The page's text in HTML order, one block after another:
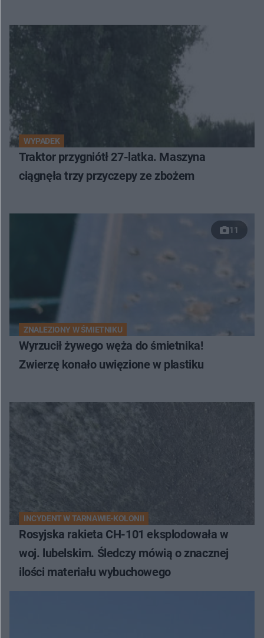
WYPADEK
Traktor przygniótł 27-latka. Maszyna
ciągnęła trzy przyczepy ze zbożem
11
ZNALEZIONY W ŚMIETNIKU
Wyrzucił żywego węża do śmietnika!
Zwierzę konało uwięzione w plastiku
INCYDENT W TARNAWIE-KOLONII
Rosyjska rakieta CH-101 eksplodowała w
woj. lubelskim. Śledczy mówią o znacznej
ilości materiału wybuchowego